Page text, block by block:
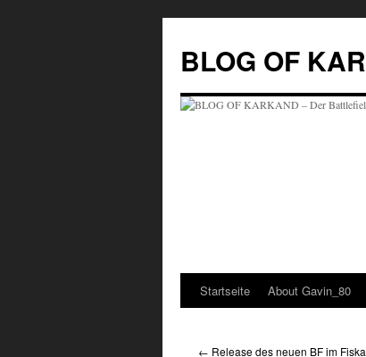
BLOG OF
Startseite About Gavin_80
← Release des neuen BF im